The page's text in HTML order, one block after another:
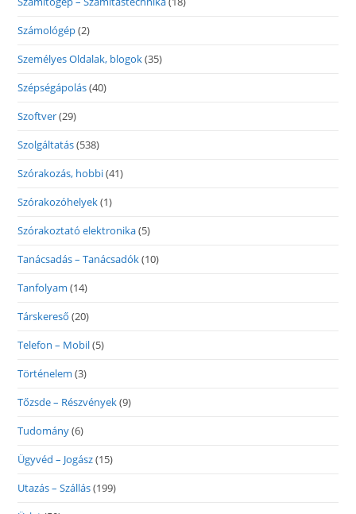
Számológép(2)
Személyes Oldalak, blogok(35)
Szépségápolás(40)
Szoftver(29)
Szolgáltatás(538)
Szórakozás, hobbi(41)
Szórakozóhelyek(1)
Szórakoztató elektronika(5)
Tanácsadás – Tanácsadók(10)
Tanfolyam (14)
Társkereső (20)
Telefon – Mobil(5)
Történelem (3)
Tőzsde – Részvények(9)
Tudomány(6)
Ügyvéd – Jogász(15)
Utazás – Szállás(199)